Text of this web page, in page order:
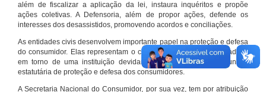
além de fiscalizar a aplicação da lei, instaura inquéritos e propõe
ações coletivas. A Defensoria, além de propor ações, defende os
interesses dos desassistidos, promovendo acordos e conciliações.
As entidades civis desenvolvem importante papel na proteção e defesa
do consumidor. Elas representam o conjunto organizado de cidadãos
em torno de uma instituição devidamente registrada e com função
estatutária de proteção e defesa dos consumidores.
A Secretaria Nacional do Consumidor, por sua vez, tem por atribuição